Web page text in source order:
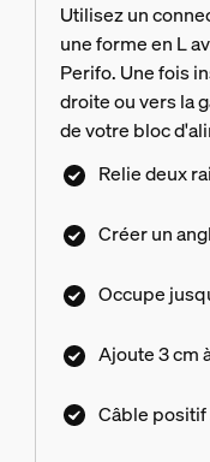
Utilisez un
une forme en L
Perifo. Une fois
droite ou vers la
de votre bloc
l'éclairage sur rail
Relie deux
Créer un
Occupe
Ajoute 3 cm
Câble